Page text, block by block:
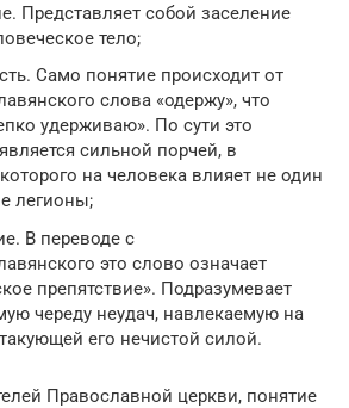
Представляет собой заселение
тело;
Само понятие происходит от
слова «одержу», что
удерживаю». По сути это
сильной порчей, в
которого на человека влияет не один
легионы;
В переводе с
это слово означает
препятствие». Подразумевает
череду неудач, навлекаемую на
его нечистой силой.
Православной церкви, понятие